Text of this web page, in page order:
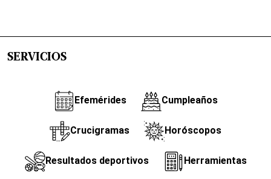
SERVICIOS
Efemérides Cumpleaños
Crucigramas Horóscopos
Resultados deportivos Herramientas